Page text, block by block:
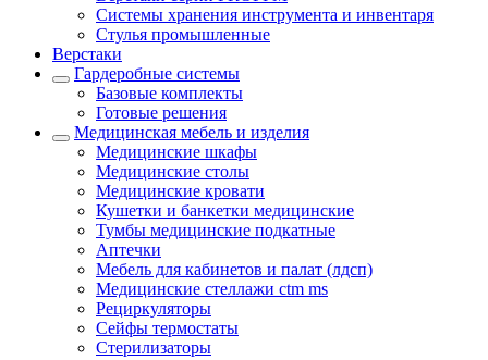
Системы хранения инструмента и инвентаря
Стулья промышленные
Верстаки
Гардеробные системы
Базовые комплекты
Готовые решения
Медицинская мебель и изделия
Медицинские шкафы
Медицинские столы
Медицинские кровати
Кушетки и банкетки медицинские
Тумбы медицинские подкатные
Аптечки
Мебель для кабинетов и палат (лдсп)
Медицинские стеллажи ctm ms
Рециркуляторы
Сейфы термостаты
Стерилизаторы